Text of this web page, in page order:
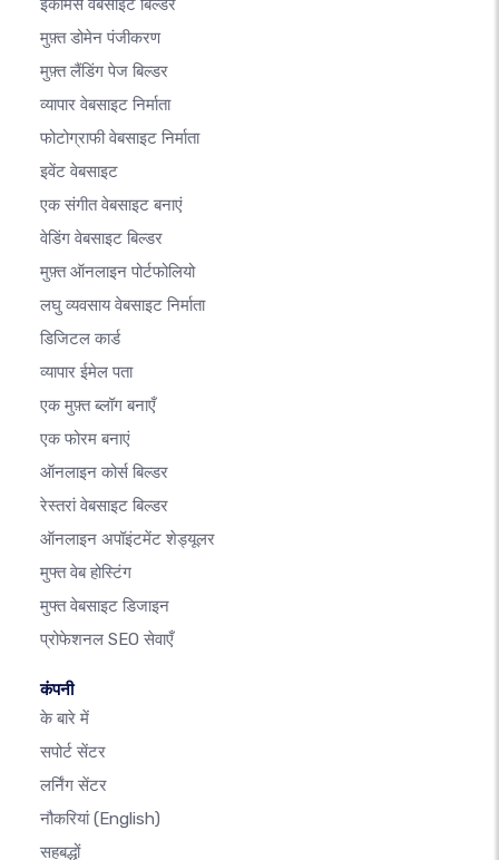
ईकामर्स वेबसाइट बिल्डर
मुफ़्त डोमेन पंजीकरण
मुफ़्त लैंडिंग पेज बिल्डर
व्यापार वेबसाइट निर्माता
फोटोग्राफी वेबसाइट निर्माता
इवेंट वेबसाइट
एक संगीत वेबसाइट बनाएं
वेडिंग वेबसाइट बिल्डर
मुफ़्त ऑनलाइन पोर्टफोलियो
लघु व्यवसाय वेबसाइट निर्माता
डिजिटल कार्ड
व्यापार ईमेल पता
एक मुफ़्त ब्लॉग बनाएँ
एक फोरम बनाएं
ऑनलाइन कोर्स बिल्डर
रेस्तरां वेबसाइट बिल्डर
ऑनलाइन अपॉइंटमेंट शेड्यूलर
मुफ्त वेब होस्टिंग
मुफ्त वेबसाइट डिजाइन
प्रोफेशनल SEO सेवाएँ
कंपनी
के बारे में
सपोर्ट सेंटर
लर्निंग सेंटर
नौकरियां(English)
सहबद्धों